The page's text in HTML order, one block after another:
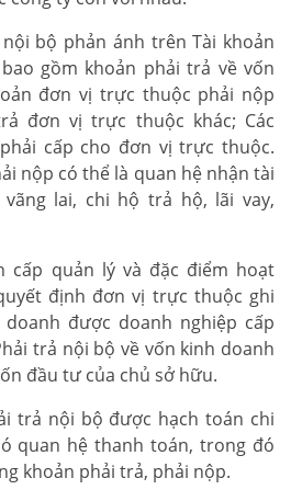
bộ phản ánh trên Tài khoản
gồm khoản phải trả về vốn
đơn vị trực thuộc phải nộp
đơn vị trực thuộc khác; Các
cấp cho đơn vị trực thuộc.
nộp có thể là quan hệ nhận tài
lai, chi hộ trả hộ, lãi vay,
cấp quản lý và đặc điểm hoạt
định đơn vị trực thuộc ghi
được doanh nghiệp cấp
trả nội bộ về vốn kinh doanh
đầu tư của chủ sở hữu.
trả nội bộ được hạch toán chi
quan hệ thanh toán, trong đó
khoản phải trả, phải nộp.